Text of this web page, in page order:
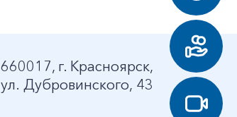
660017, г. Красноярск,
ул. Дубровинского, 43